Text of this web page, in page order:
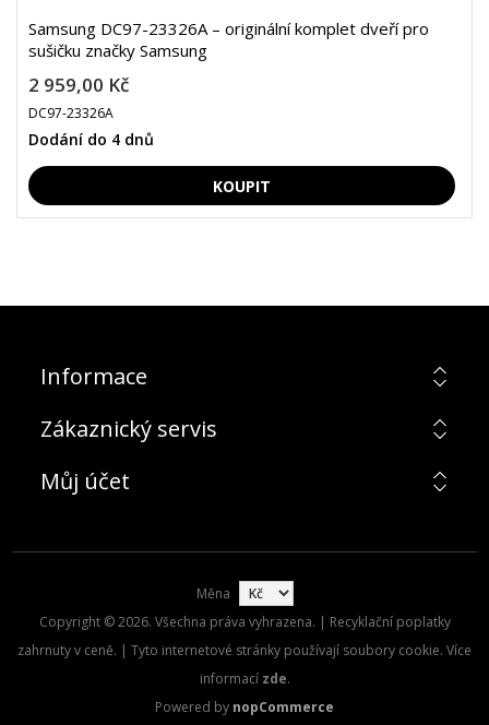
Samsung DC97-23326A – originální komplet dveří pro
sušičku značky Samsung
2 959,00 Kč
DC97-23326A
Dodání do 4 dnů
Informace
Zákaznický servis
Můj účet
Měna
Copyright © 2026. Všechna práva vyhrazena. | Recyklační poplatky
zahrnuty v ceně. | Tyto internetové stránky používají soubory cookie. Více
informací zde.
Powered by nopCommerce